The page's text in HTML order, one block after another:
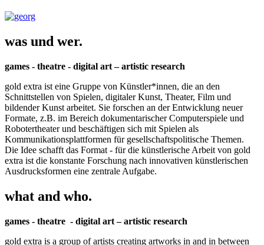
was und wer.
games - theatre - digital art – artistic research
gold extra ist eine Gruppe von Künstler*innen, die an den
Schnittstellen von Spielen, digitaler Kunst, Theater, Film und
bildender Kunst arbeitet. Sie forschen an der Entwicklung neuer
Formate, z.B. im Bereich dokumentarischer Computerspiele und
Robotertheater und beschäftigen sich mit Spielen als
Kommunikationsplattformen für gesellschaftspolitische Themen.
Die Idee schafft das Format - für die künstlerische Arbeit von gold
extra ist die konstante Forschung nach innovativen künstlerischen
Ausdrucksformen eine zentrale Aufgabe.
what and who.
games - theatre - digital art – artistic research
gold extra is a group of artists creating artworks in and in between